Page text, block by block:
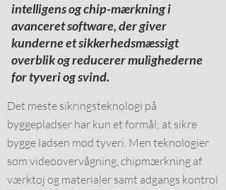
intelligens og chip-mærkning i
avanceret software, der giver
kunderne et sikkerhedsmæssigt
overblik og reducerer mulighederne
for tyveri og svind.
Det meste sikringsteknologi på
byggepladser har kun et formål; at sikre
bygge ladsen mod tyveri. Men teknologier
som videoovervågning, chipmærkning af
værktøj og materialer samt adgangs kontrol